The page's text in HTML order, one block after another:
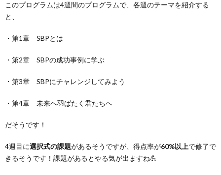
このプログラムは4週間のプログラムで、各週のテーマを紹介する
と、
・第1章 SBPとは
・第2章 SBPの成功事例に学ぶ
・第3章 SBPにチャレンジしてみよう
・第4章 未来へ羽ばたく君たちへ
だそうです！
4週目に選択式の課題があるそうですが、得点率が60%以上で修了で
きるそうです！課題があるとやる気が出ますね💪